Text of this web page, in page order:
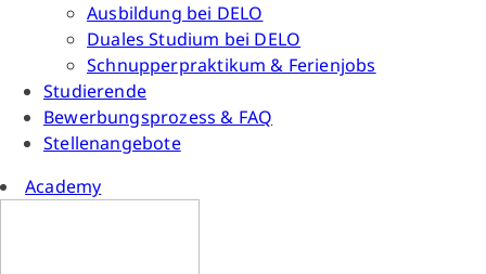
Ausbildung bei DELO
Duales Studium bei DELO
Schnupperpraktikum & Ferienjobs
Studierende
Bewerbungsprozess & FAQ
Stellenangebote
Academy